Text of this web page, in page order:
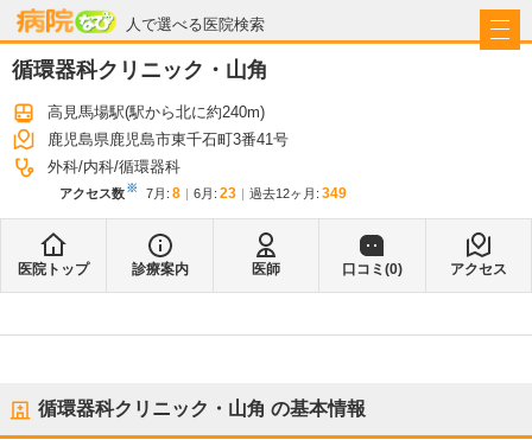
人で選べる医院検索
病院なび
循環器科クリニック・山角
高見馬場駅(駅から北に約240m)
鹿児島県鹿児島市東千石町3番41号
外科 内科 循環器科
アクセス数※ 7月 : 8 6月 : 23 過去12ヶ月: 349
医院トップ 診療案内 医師 口コミ(0) アクセス
循環器科クリニック・山角 の基本情報